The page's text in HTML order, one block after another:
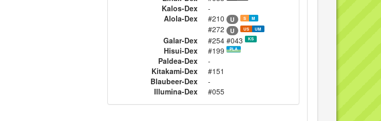
Kalos-Dex
-
Alola-Dex
#210 U S M
#272 U US UM
Galar-Dex #254 #043 KS
Hisui-Dex #199 PLA
Paldea-Dex
-
Kitakami-Dex
#151
Blaubeer-Dex
-
Illumina-Dex
#055